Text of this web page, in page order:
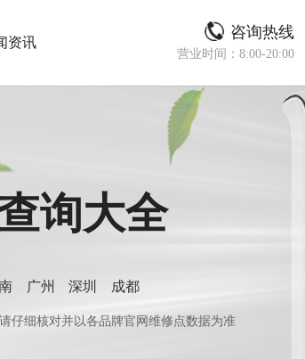
资讯
咨询热线
营业时间：8:00-20:00
询大全
广州 深圳 成都
仔细核对并以各品牌官网维修点数据为准